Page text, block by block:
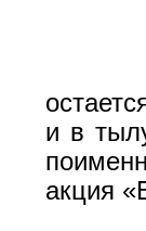
и в
акция